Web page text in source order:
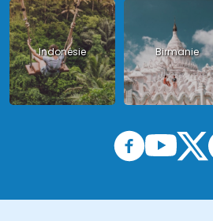
Indonésie Birmanie